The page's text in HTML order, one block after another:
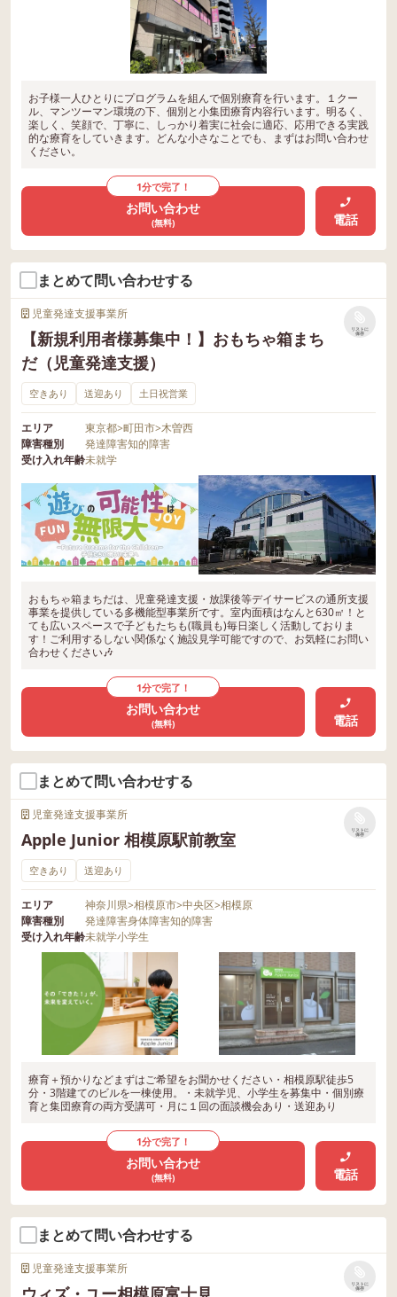
お子様一人ひとりにプログラムを組んで個別療育を行います。１クー
ル、マンツーマン環境の下、個別と小集団療育内容行います。明るく、
楽しく、笑顔で、丁寧に、しっかり着実に社会に適応、応用できる実践
的な療育をしていきます。どんな小さなことでも、まずはお問い合わせ
ください。
1分で完了！
お問い合わせ
(無料) 電話
まとめて問い合わせする
児童発達支援事業所
【新規利用者様募集中！】おもちゃ箱まち
だ（児童発達支援）
リストに
保存
空きあり 送迎あり 土日祝営業
エリア 東京都>町田市>木曽西
障害種別
発達障害知的障害
受け入れ年齢未就学
おもちゃ箱まちだは、児童発達支援・放課後等デイサービスの通所支援
事業を提供している多機能型事業所です。室内面積はなんと630㎡！と
ても広いスペースで子どもたちも(職員も)毎日楽しく活動しておりま
す！ご利用するしない関係なく施設見学可能ですので、お気軽にお問い
合わせください🎶
1分で完了！
お問い合わせ
(無料) 電話
まとめて問い合わせする
児童発達支援事業所
Apple Junior 相模原駅前教室
リストに
保存
空きあり 送迎あり
エリア 神奈川県>相模原市>中央区>相模原
障害種別
発達障害身体障害知的障害
受け入れ年齢未就学小学生
療育＋預かりなどまずはご希望をお聞かせください・相模原駅徒歩5
分・3階建てのビルを一棟使用。・未就学児、小学生を募集中・個別療
育と集団療育の両方受講可・月に１回の面談機会あり・送迎あり
1分で完了！
お問い合わせ
(無料) 電話
まとめて問い合わせする
児童発達支援事業所
リストに
保存